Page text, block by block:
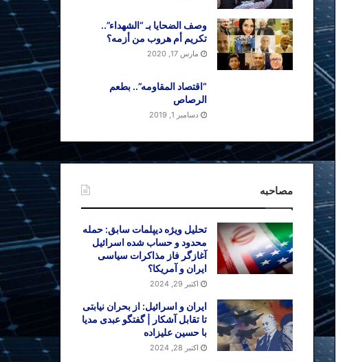
وصف الضحایا بـ “الشهداء”..
تکریم أم هروب من أزمه؟
مارس 17, 2020
“اقتصاد المقاومه”.. بطعم
الرصاص
دسامبر 1, 2019
مصاحبه
تحلیل ویژه دیپلمات سابق: حمله
محدود و حساب شده اسرائیل
آغازگر فاز مذاکرات سیاسی
ایران و آمریکا؟
اکتبر 29, 2024
ایران و اسرائیل: از بحران نیابتی
تا تقابل آشکار | گفتگو عبدی مدیا
با حسین علیزاده
اکتبر 28, 2024